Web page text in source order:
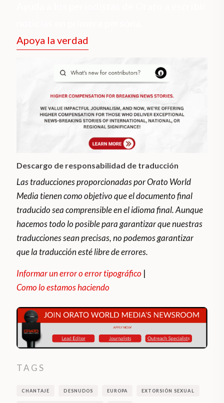
Apoya la verdad
Descargo de responsabilidad de traducción
Las traducciones proporcionadas por Orato World
Media tienen como objetivo que el documento final
traducido sea comprensible en el idioma final. Aunque
hacemos todo lo posible para garantizar que nuestras
traducciones sean precisas, no podemos garantizar
que la traducción esté libre de errores.
Informar un error o error tipográfico |
Como lo estamos haciendo
TAGS
CHANTAJE DESNUDOS EUROPA EXTORSIÓN SEXUAL